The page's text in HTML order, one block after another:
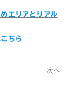
エリアとリアル
ちら
次へ